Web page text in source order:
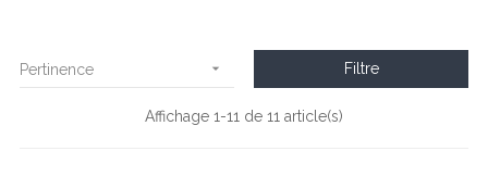
Pertinence  Filtre
Affichage 1-11 de 11 article(s)